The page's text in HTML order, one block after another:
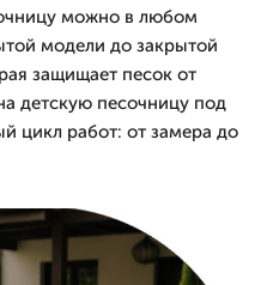
можно в любом
модели до закрытой
защищает песок от
детскую песочницу под
цикл работ: от замера до